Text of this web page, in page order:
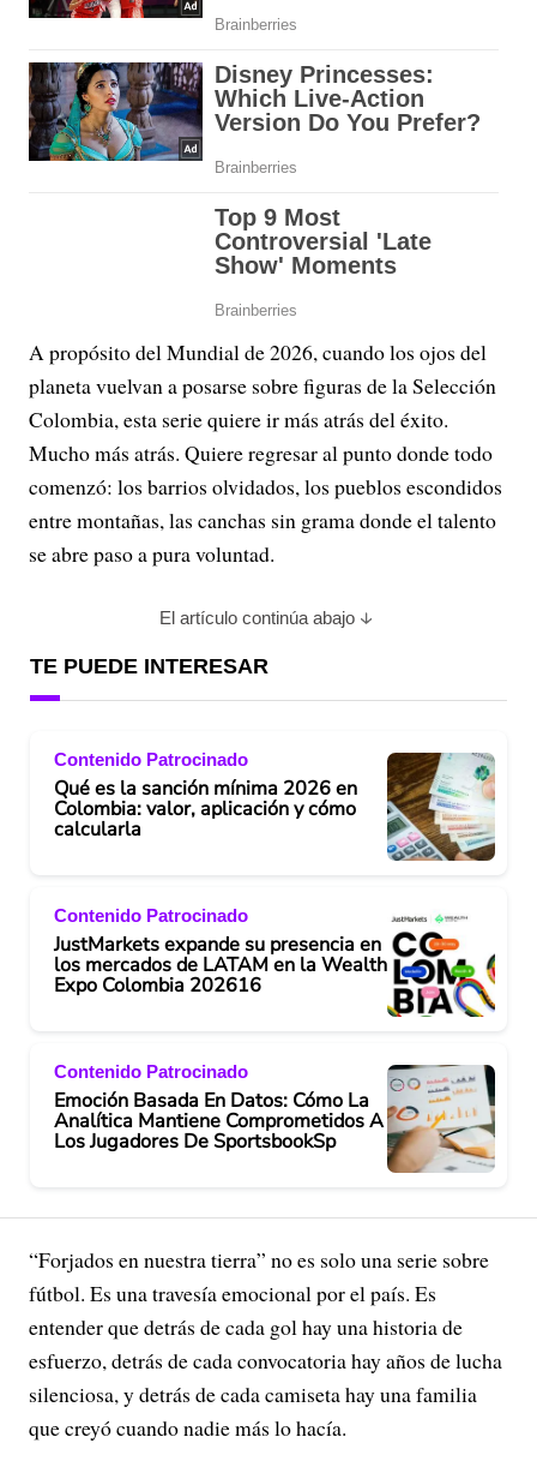
A propósito del Mundial de 2026, cuando los ojos del
planeta vuelvan a posarse sobre figuras de la Selección
Colombia, esta serie quiere ir más atrás del éxito.
Mucho más atrás. Quiere regresar al punto donde todo
comenzó: los barrios olvidados, los pueblos escondidos
entre montañas, las canchas sin grama donde el talento
se abre paso a pura voluntad.
El artículo continúa abajo
TE PUEDE INTERESAR
Contenido Patrocinado
Qué es la sanción mínima 2026 en
Colombia: valor, aplicación y cómo
calcularla
Contenido Patrocinado
JustMarkets expande su presencia en
los mercados de LATAM en la Wealth
Expo Colombia 202616
Contenido Patrocinado
Emoción Basada En Datos: Cómo La
Analítica Mantiene Comprometidos A
Los Jugadores De SportsbookSp
“Forjados en nuestra tierra” no es solo una serie sobre
fútbol. Es una travesía emocional por el país. Es
entender que detrás de cada gol hay una historia de
esfuerzo, detrás de cada convocatoria hay años de lucha
silenciosa, y detrás de cada camiseta hay una familia
que creyó cuando nadie más lo hacía.